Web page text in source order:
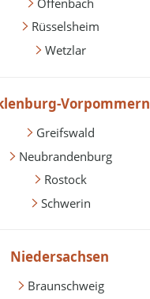
Rüsselsheim
Wetzlar
Vorpommern
Greifswald
Neubrandenburg
Rostock
Schwerin
Niedersachsen
Braunschweig